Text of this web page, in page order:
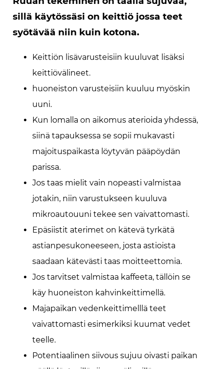
sillä käytössäsi on keittiö jossa teet
syötävää niin kuin kotona.
Keittiön lisävarusteisiin kuuluvat lisäksi
keittiövälineet.
huoneiston varusteisiin kuuluu myöskin
uuni.
Kun lomalla on aikomus aterioida yhdessä,
siinä tapauksessa se sopii mukavasti
majoituspaikasta löytyvän pääpöydän
parissa.
Jos taas mielit vain nopeasti valmistaa
jotakin, niin varustukseen kuuluva
mikroautouuni tekee sen vaivattomasti.
Epäsiistit aterimet on kätevä tyrkätä
astianpesukoneeseen, josta astioista
saadaan kätevästi taas moitteettomia.
Jos tarvitset valmistaa kaffeeta, tällöin se
käy huoneiston kahvinkeittimellä.
Majapaikan vedenkeittimelllä teet
vaivattomasti esimerkiksi kuumat vedet
teelle.
Potentiaalinen siivous sujuu oivasti paikan